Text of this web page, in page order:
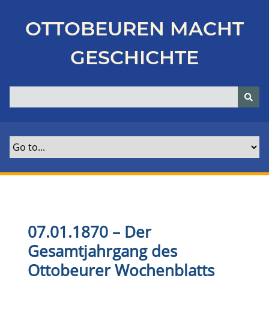
p
OTTOBEUREN MACHT
GESCHICHTE
07.01.1870 – Der
Gesamtjahrgang des
Ottobeurer Wochenblatts